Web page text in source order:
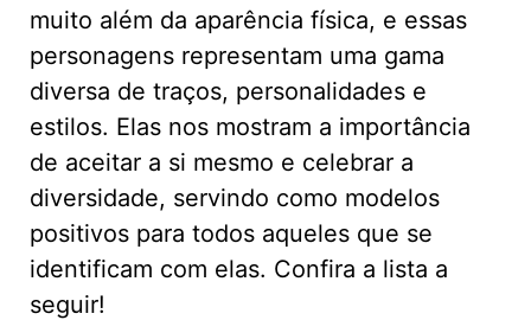
muito além da aparência física, e essas
personagens representam uma gama
diversa de traços, personalidades e
estilos. Elas nos mostram a importância
de aceitar a si mesmo e celebrar a
diversidade, servindo como modelos
positivos para todos aqueles que se
identificam com elas. Confira a lista a
seguir!